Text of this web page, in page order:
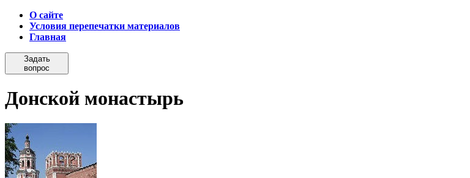
О сайте
Условия перепечатки материалов
Главная
Задать
вопрос
Донской монастырь